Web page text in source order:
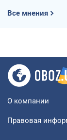
Все мнения
О компании
Правовая